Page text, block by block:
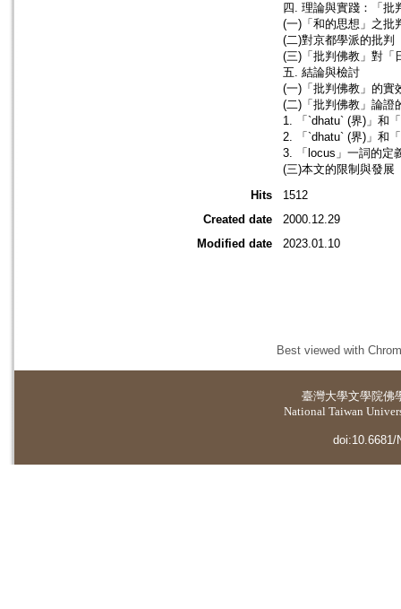
四. 理論與實踐：「批
(一)「和的思想」之批
(二)對京都學派的批判
(三)「批判佛教」對「
五. 結論與檢討
(一)「批判佛教」的實
(二)「批判佛教」論證
1. 「`dhatu` (界)」和
2. 「`dhatu` (界)」和
3. 「locus」一詞的定
(三)本文的限制與發展
Hits
1512
Created date
2000.12.29
Modified date
2023.01.10
Best viewed with
臺灣大學文學院佛
National Taiwan
doi:10.6681/